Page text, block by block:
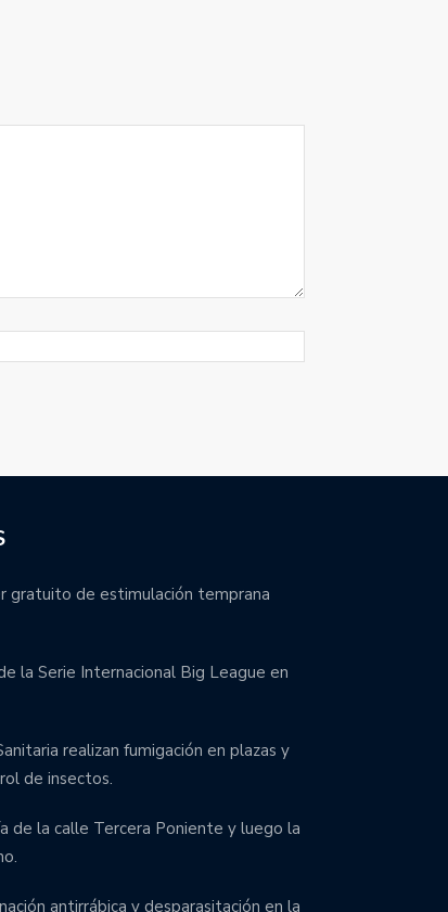
gratuito de estimulación temprana
la Serie Internacional Big League en
realizan fumigación en plazas y
de insectos.
de la calle Tercera Poniente y luego la
antirrábica y desparasitación en la